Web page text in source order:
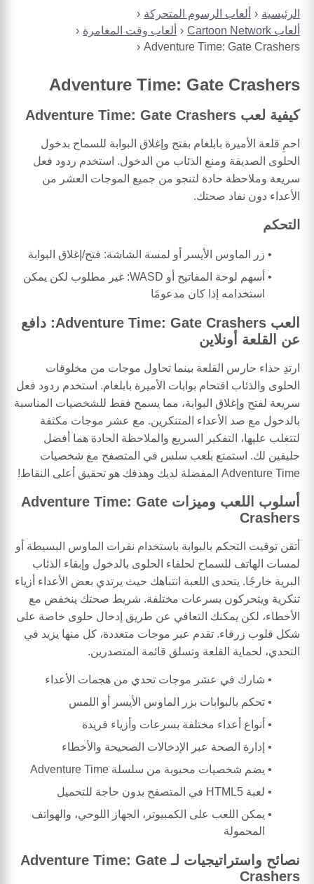
الرئيسية
ألعاب الرسوم المتحركة
ألعاب Cartoon Network
ألعاب وقت المغامرة
Adventure Time: Gate Crashers
Adventure Time: Gate Crashers
كيفية لعب Adventure Time: Gate Crashers
احمِ قلعة الأميرة بابلغام بفتح وإغلاق البوابة للسماح بدخول
الحلوى الصديقة ومنع الذئاب من الدخول. استخدم ردود فعل
سريعة وملاحظة حادة لتنجو من جميع الموجات العشر من
الأعداء دون نفاد صحتك.
التحكم
زر الماوس الأيسر أو لمسة الشاشة: فتح/إغلاق البوابة
أسهم لوحة المفاتيح أو WASD: غير مطلوب لكن يمكن
استخدامه إذا كان مدعومًا
العب Adventure Time: Gate Crashers: دافع
عن القلعة أونلاين
ارتدِ حذاء حارس القلعة بينما تحاول موجات من مخلوقات
الحلوى والذئاب اقتحام بوابات الأميرة بابلغام. استخدم ردود فعل
سريعة لفتح وإغلاق البوابة، مما يسمح فقط للشخصيات المناسبة
بالدخول مع صد الأعداء المتنكرين. مع عشر موجات مكثفة
لتتغلب عليها، التفكير السريع والملاحظة الحادة هما أفضل
حليفين لك. استمتع بلعب سلس في المتصفح مع شخصيات
Adventure Time المفضلة لديك وهدفك هو تحقيق أعلى النقاط!
أسلوب اللعب وميزات Adventure Time: Gate
Crashers
أتقن توقيت التحكم بالبوابة باستخدام نقرات الماوس البسيطة أو
لمسات الهاتف للسماح لحلفاء الحلوى بالدخول وإبقاء الذئاب
البرية خارجًا. يتحدى اللعبة انتباهك حيث يرتدي بعض الأعداء أزياء
تنكرية ويتحركون بسرعات مختلفة. شريط صحتك ينخفض مع
الأخطاء، لكن يمكنك التعافي عن طريق إدخال حلوى خاصة على
شكل قلوب زرقاء. تقدم عبر موجات متعددة، كل منها يزيد في
التحدي، لحماية القلعة وتسلق قائمة المتصدرين.
شارك في عشر موجات تحدي من هجمات الأعداء
تحكم بالبوابات بزر الماوس الأيسر أو اللمس
أنواع أعداء مختلفة بسرعات وأزياء فريدة
إدارة الصحة عبر الإدخالات الصحيحة والأخطاء
يضم شخصيات محبوبة من سلسلة Adventure Time
لعبة HTML5 في المتصفح بدون حاجة للتحميل
يمكن اللعب على الكمبيوتر، الجهاز اللوحي، والهواتف
المحمولة
نصائح واستراتيجيات لـ Adventure Time: Gate
Crashers